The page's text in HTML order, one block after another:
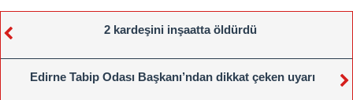
2 kardeşini inşaatta öldürdü
Edirne Tabip Odası Başkanı’ndan dikkat çeken uyarı